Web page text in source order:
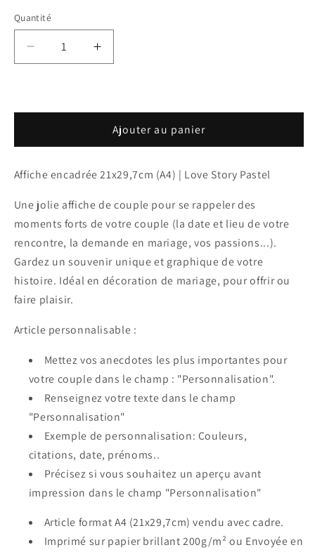
Quantité
Réduire
la
Affiche
personnalisée
-
Story
Augmenter
la
Affiche
personnalisée
-
Story
Ajouter au panier
Affiche encadrée 21x29,7cm (A4) | Love Story Pastel
Une jolie affiche de couple pour se rappeler des
moments forts de votre couple (la date et lieu de votre
rencontre, la demande en mariage, vos passions...).
Gardez un souvenir unique et graphique de votre
histoire. Idéal en décoration de mariage, pour offrir ou
faire plaisir.
Article personnalisable :
Mettez vos anecdotes les plus importantes pour
votre couple dans le champ : "Personnalisation".
Renseignez votre texte dans le champ
"Personnalisation"
Exemple de personnalisation: Couleurs,
citations, date, prénoms..
Précisez si vous souhaitez un aperçu avant
impression dans le champ "Personnalisation"
Article format A4 (21x29,7cm) vendu avec cadre.
Imprimé sur papierbrillant 200g/m² ou Envoyée en